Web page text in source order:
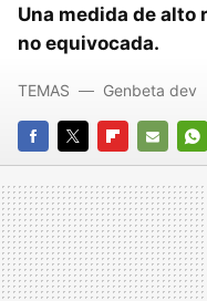
Una medida de alto
no equivocada.
FACEBOOK
TWITTERFLIPBOARD
E-
MAIL
TEMAS Genbeta dev